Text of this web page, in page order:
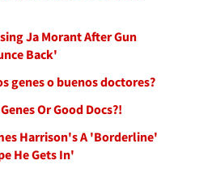
Ja Morant After Gun
Back'
genes o buenos doctores?
Or Good Docs?!
Harrison's A 'Borderline'
He Gets In'